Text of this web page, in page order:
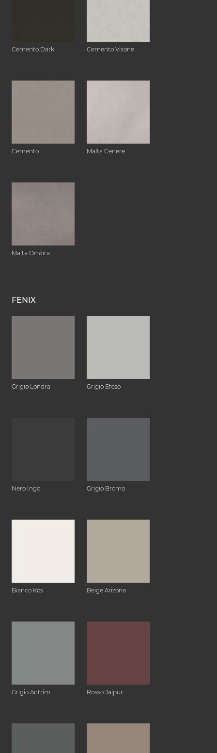
Cemento Dark Cemento Visone
Cemento Malta Cenere
Malta Ombra
FENIX
Grigio Londra Grigio Efeso
Nero Ingo Grigio Bromo
Bianco Kos Beige Arizona
Grigio Antrim Rosso Jaipur